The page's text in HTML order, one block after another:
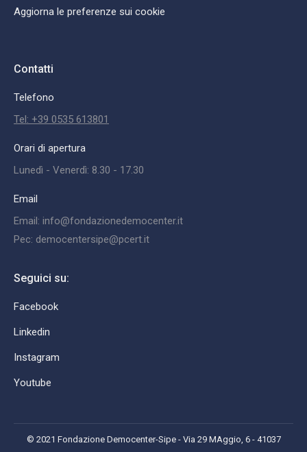
Aggiorna le preferenze sui cookie
Contatti
Telefono
Tel: +39 0535 613801
Orari di apertura
Lunedì - Venerdì: 8.30 - 17.30
Email
Email: info@fondazionedemocenter.it
Pec: democentersipe@pcert.it
Seguici su:
Facebook
Linkedin
Instagram
Youtube
© 2021 Fondazione Democenter-Sipe - Via 29 MAggio, 6 - 41037